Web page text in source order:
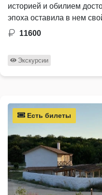
историей и обилием
эпоха оставила в нем
11600
Экскурсии
Есть билеты